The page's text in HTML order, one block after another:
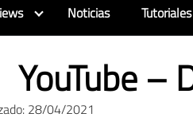
Noticias Tutoriales
YouTube –
28/04/2021